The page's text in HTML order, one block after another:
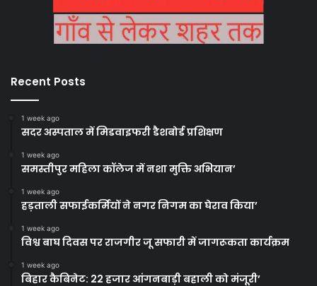
Recent Posts
1 week ago
सदर अस्पताल में मिडवाइफरी डैशबोर्ड प्रशिक्षण
1 week ago
समस्तीपुर महिला कॉलेज में नशा मुक्ति अभियान’
1 week ago
हड़ताली सफाईकर्मियों ने नगर निगम का घेराव किया’
1 week ago
विश्व बाघ दिवस पर राजगीर जू सफारी में जागरूकता कार्यक्रम
1 week ago
बिहार कैबिनेट: 22 हजार आंगनबाड़ी बहाली को मंजूरी’